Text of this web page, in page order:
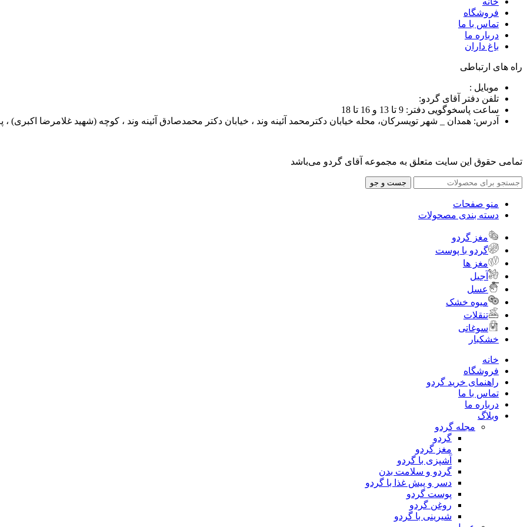
فروشگاه
تماس با ما
درباره ما
باغ داران
راه های ارتباطی
موبایل :
تلفن دفتر آقای گردو:
ساعت پاسخوگویی دفتر: 9 تا 13 و 16 تا 18
آدرس: همدان _ شهر تویسرکان، محله خیابان دکترمحمد آئینه وند ، خیابان دکتر محمدصادق آئینه وند ، کوچه (شهید غلامرضا اکبری) ، پلاک 0 ، طبقه
تمامی حقوق این سایت متعلق به مجموعه آقای گردو می‌باشد
جست و جو
منو صفحات
دسته بندی مصحولات
مغز گردو
گردو با پوست
مغز ها
آجیل
عسل
میوه خشک
تنقلات
سوغاتی
خشکبار
خانه
فروشگاه
راهنمای خرید گردو
تماس با ما
درباره ما
وبلاگ
مجله گردو
گردو
مغز گردو
آشپزی با گردو
گردو و سلامت بدن
دسر و پیش غذا با گردو
پوست گردو
روغن گردو
شیرینی با گردو